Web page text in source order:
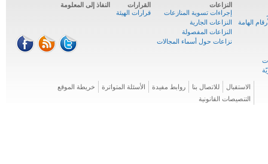
الهامة
النزاعات
إجراءات تسوية المنازعات
النزاعات الجارية
النزاعات المفصولة
نزاعات حول أسماء المجالات
القرارات
قرارات الهيئة
النفاذ إلى المعلومة
الاستقبال للاتصال بنا روابط مفيدة الأسئلة المتواترة
خريطة الموقع
التنصيصات القانونية